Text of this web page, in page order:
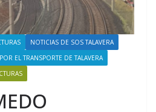
NOTICIAS DE SOS TALAVERA
EL TRANSPORTE DE TALAVERA